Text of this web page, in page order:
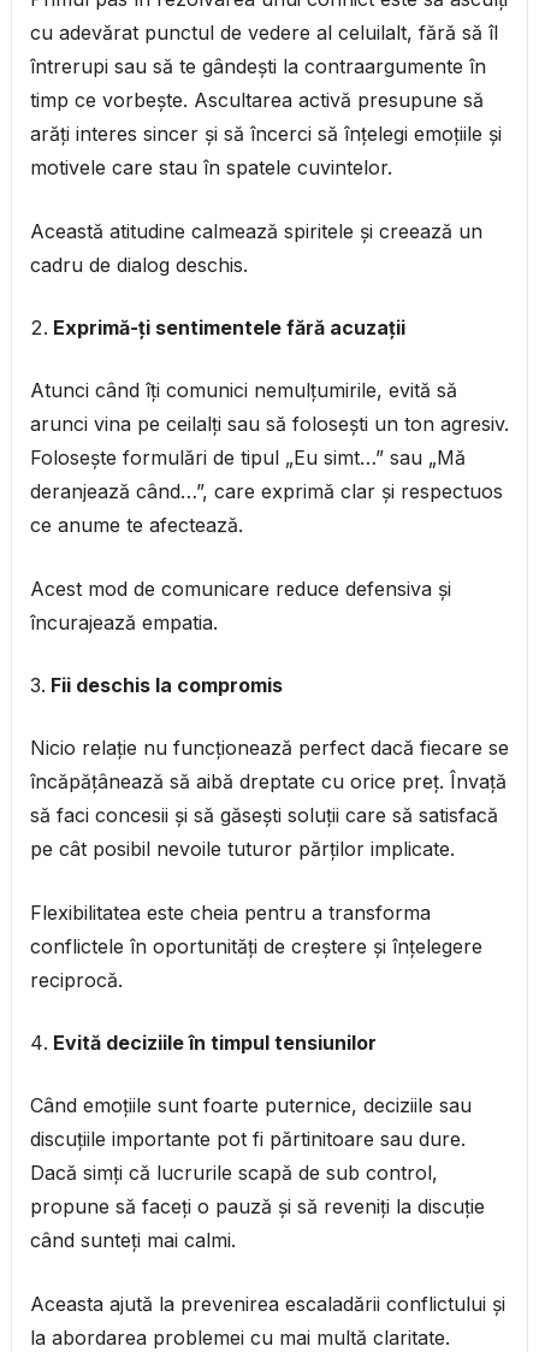
cu adevărat punctul de vedere al celuilalt, fără să îl
întrerupi sau să te gândești la contraargumente în
timp ce vorbește. Ascultarea activă presupune să
arăți interes sincer și să încerci să înțelegi emoțiile și
motivele care stau în spatele cuvintelor.
Această atitudine calmează spiritele și creează un
cadru de dialog deschis.
Exprimă-ți sentimentele fără acuzații
Atunci când îți comunici nemulțumirile, evită să
arunci vina pe ceilalți sau să folosești un ton agresiv.
Folosește formulări de tipul „Eu simt…” sau „Mă
deranjează când…”, care exprimă clar și respectuos
ce anume te afectează.
Acest mod de comunicare reduce defensiva și
încurajează empatia.
Fii deschis la compromis
Nicio relație nu funcționează perfect dacă fiecare se
încăpățânează să aibă dreptate cu orice preț. Învață
să faci concesii și să găsești soluții care să satisfacă
pe cât posibil nevoile tuturor părților implicate.
Flexibilitatea este cheia pentru a transforma
conflictele în oportunități de creștere și înțelegere
reciprocă.
Evită deciziile în timpul tensiunilor
Când emoțiile sunt foarte puternice, deciziile sau
discuțiile importante pot fi părtinitoare sau dure.
Dacă simți că lucrurile scapă de sub control,
propune să faceți o pauză și să reveniți la discuție
când sunteți mai calmi.
Aceasta ajută la prevenirea escaladării conflictului și
la abordarea problemei cu mai multă claritate.